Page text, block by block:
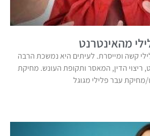
מהאינטרנט
קשה ומייסרת. לעיתים היא נמשכת הרבה
הדין, המאסר ותקופת העונש. מחיקת
מחיקת עבר פלילי מגוגל